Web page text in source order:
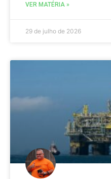
VER MATÉRIA »
29 de julho de 2026